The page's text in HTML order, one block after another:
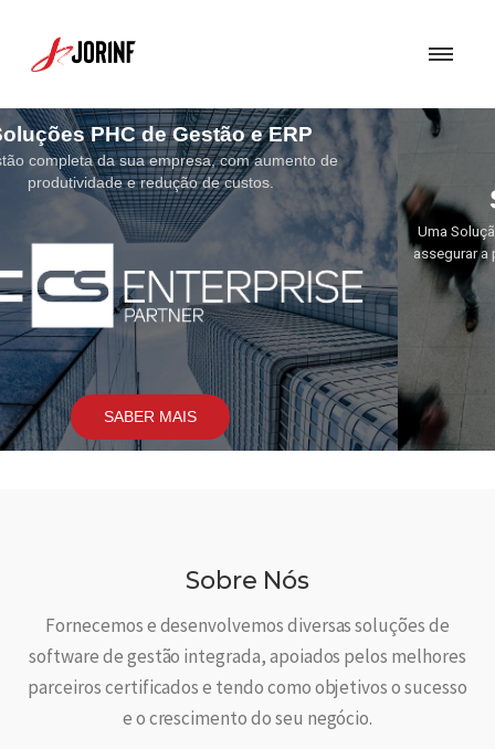
Soluções de Segurança
Uma Solução de Segurança bem concebida torna-se fundamental para
assegurar a proteção dos sistemas e soluções por nós implementados.
SABER MAIS
Sobre Nós
Fornecemos e desenvolvemos diversas soluções de
software de gestão integrada, apoiados pelos melhores
parceiros certificados e tendo como objetivos o sucesso
e o crescimento do seu negócio.